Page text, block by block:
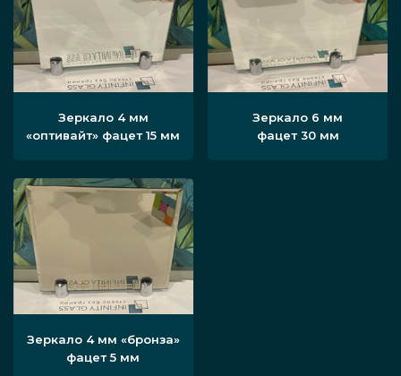
Зеркало 4 мм
«оптивайт» фацет 15 мм
Зеркало 6 мм
фацет 30 мм
Зеркало 4 мм «бронза»
фацет 5 мм